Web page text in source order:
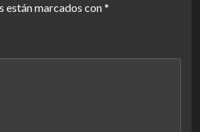
marcados con*